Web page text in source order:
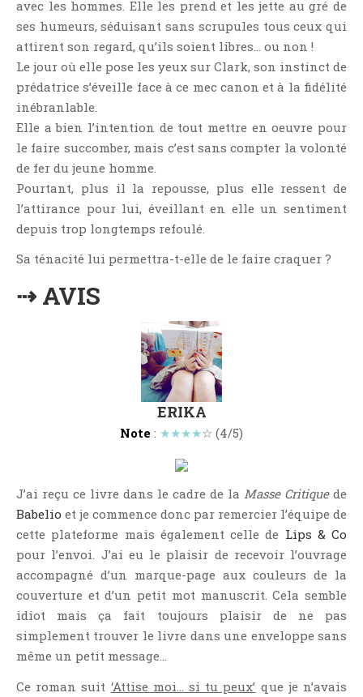
Jeunesse
LGBT
Littérature Classique
Littérature Contemporaine
Littérature Étrangère
Littérature Française
Littérature Lesbienne
Nouvelle
Roman
Roman D'apprentissage
Roman Noir
Romance Contemporaine
SF Et Fantasy
Sociologie
Surnaturel
Swaps Et Challenges
avec les hommes. Elle les prend et les jette au gré de
ses humeurs, séduisant sans scrupules tous ceux qui
attirent son regard, qu’ils soient libres… ou non !
Le jour où elle pose les yeux sur Clark, son instinct de
prédatrice s’éveille face à ce mec canon et à la fidélité
inébranlable.
Elle a bien l’intention de tout mettre en oeuvre pour
le faire succomber, mais c’est sans compter la volonté
de fer du jeune homme.
Pourtant, plus il la repousse, plus elle ressent de
l’attirance pour lui, éveillant en elle un sentiment
depuis trop longtemps refoulé.
Sa ténacité lui permettra-t-elle de le faire craquer ?
⇢ AVIS
ERIKA
Note : ★★★★☆ (4/5)
J’ai reçu ce livre dans le cadre de la Masse Critiquede
Babelio et je commence donc par remercier l’équipe de
cette plateforme mais également celle de Lips & Co
pour l’envoi. J’ai eu le plaisir de recevoir l’ouvrage
accompagné d’un marque-page aux couleurs de la
couverture et d’un petit mot manuscrit. Cela semble
idiot mais ça fait toujours plaisir de ne pas
simplement trouver le livre dans une enveloppe sans
même un petit message…
Ce roman suit ‘Attise moi… si tu peux’ que je n’avais